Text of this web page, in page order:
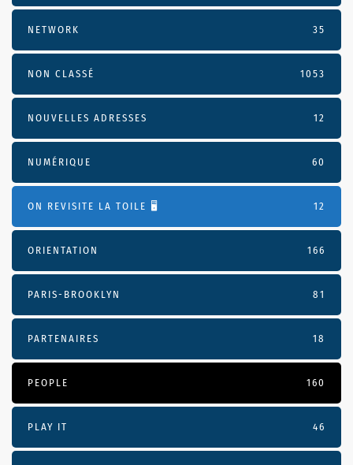
NETWORK 35
NON CLASSÉ 1053
NOUVELLES ADRESSES 12
NUMÉRIQUE 60
ON REVISITE LA TOILE 🖥️ 12
ORIENTATION 166
PARIS-BROOKLYN 81
PARTENAIRES 18
PEOPLE 160
PLAY IT 46